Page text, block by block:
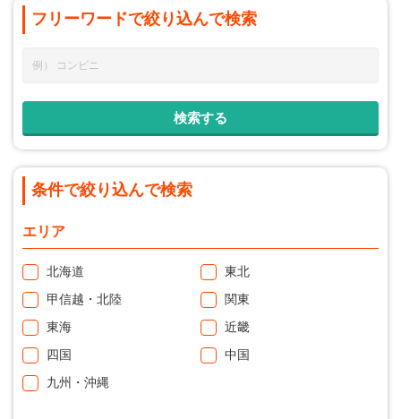
法人様オススメ
副業・サイドビジネス
週間ランキング
フリーワードで絞り込んで検索
条件で絞り込んで検索
エリア
北海道
東北
甲信越・北陸
関東
東海
近畿
四国
中国
九州・沖縄